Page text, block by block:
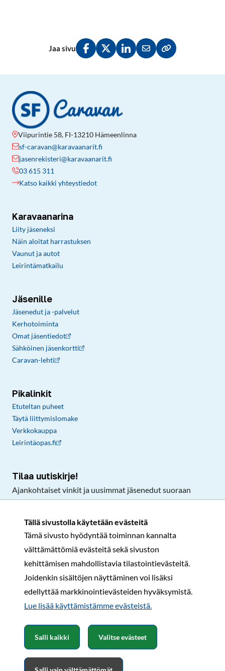
Tällä sivustolla käytetään evästeitä
Tämä sivusto hyödyntää toiminnan kannalta
välttämättömiä evästeitä sekä sivuston
kehittämisen mahdollistavia tilastointievästeitä.
Joidenkin sisältöjen näyttäminen voi lisäksi
edellyttää markkinointievästeiden hyväksymistä.
Lue lisää käyttämistämme evästeistä.​​​​​​
Salli kaikki Valitse evästeet
Jaa sivu
Jaa Facebookissa
Jaa Twitterissä
Jaa LinkedInissä
Jaa sähköpostitse
Kopioi linkki
Viipurintie 58, FI-13210 Hämeenlinna
sf-caravan@karavaanarit.fi
jasenrekisteri@karavaanarit.fi
03 615 311
Katso kaikki yhteystiedot
Karavaanarina
Liity jäseneksi
Näin aloitat harrastuksen
Vaunut ja autot
Leirintämatkailu
Jäsenille
Jäsenedut ja -palvelut
Kerhotoiminta
Omat jäsentiedot
Sähköinen jäsenkortti
Caravan-lehti
Pikalinkit
Etuteltan puheet
Täytä liittymislomake
Verkkokauppa
Leirintäopas.fi
Tilaa uutiskirje!
Ajankohtaiset vinkit ja uusimmat jäsenedut suoraan
Rekisteri- ja tietosuojaselosteSopimusehdot